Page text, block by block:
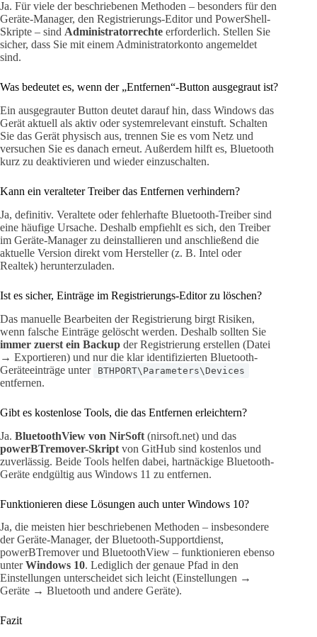
Ja. Für viele der beschriebenen Methoden – besonders für den
Geräte-Manager, den Registrierungs-Editor und PowerShell-
Skripte – sind Administratorrechte erforderlich. Stellen Sie
sicher, dass Sie mit einem Administratorkonto angemeldet
sind.
Was bedeutet es, wenn der „Entfernen“-Button ausgegraut ist?
Ein ausgegrauter Button deutet darauf hin, dass Windows das
Gerät aktuell als aktiv oder systemrelevant einstuft. Schalten
Sie das Gerät physisch aus, trennen Sie es vom Netz und
versuchen Sie es danach erneut. Außerdem hilft es, Bluetooth
kurz zu deaktivieren und wieder einzuschalten.
Kann ein veralteter Treiber das Entfernen verhindern?
Ja, definitiv. Veraltete oder fehlerhafte Bluetooth-Treiber sind
eine häufige Ursache. Deshalb empfiehlt es sich, den Treiber
im Geräte-Manager zu deinstallieren und anschließend die
aktuelle Version direkt vom Hersteller (z. B. Intel oder
Realtek) herunterzuladen.
Ist es sicher, Einträge im Registrierungs-Editor zu löschen?
Das manuelle Bearbeiten der Registrierung birgt Risiken,
wenn falsche Einträge gelöscht werden. Deshalb sollten Sie
immer zuerst ein Backup der Registrierung erstellen (Datei
→ Exportieren) und nur die klar identifizierten Bluetooth-
Geräteeinträge unter
BTHPORT\Parameters\Devices
entfernen.
Gibt es kostenlose Tools, die das Entfernen erleichtern?
Ja. BluetoothView von NirSoft (nirsoft.net) und das
powerBTremover-Skript von GitHub sind kostenlos und
zuverlässig. Beide Tools helfen dabei, hartnäckige Bluetooth-
Geräte endgültig aus Windows 11 zu entfernen.
Funktionieren diese Lösungen auch unter Windows 10?
Ja, die meisten hier beschriebenen Methoden – insbesondere
der Geräte-Manager, der Bluetooth-Supportdienst,
powerBTremover und BluetoothView – funktionieren ebenso
unterWindows 10. Lediglich der genaue Pfad in den
Einstellungen unterscheidet sich leicht (Einstellungen →
Geräte → Bluetooth und andere Geräte).
Fazit